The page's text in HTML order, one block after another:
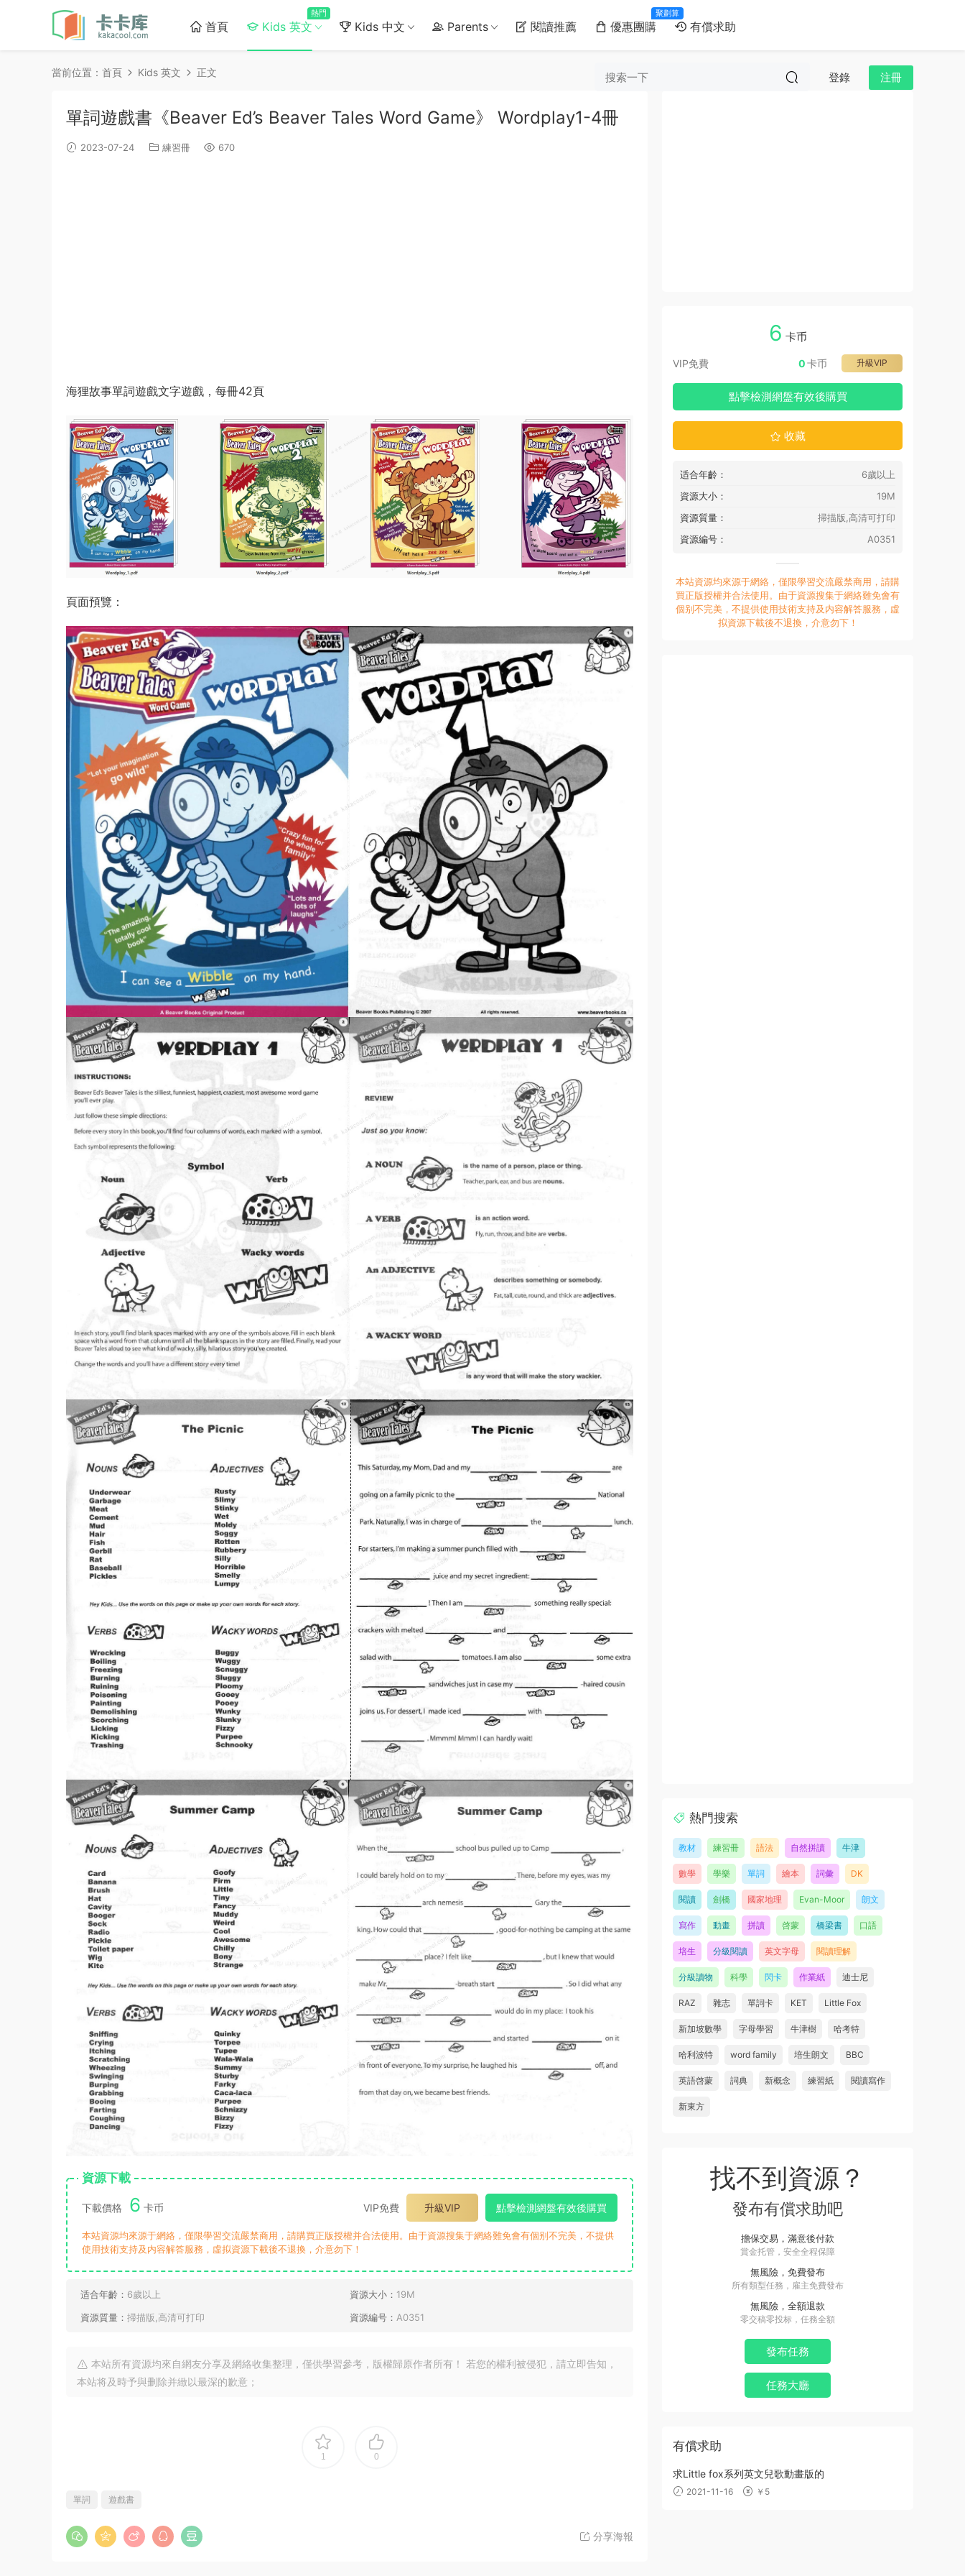
首頁 Kids 英文
熱門
Kids 中文 Parents 閱讀推薦 優惠團購
聚劃算
有償求助
登錄 注冊
當前位置： 首頁 Kids 英文 正文
單詞遊戲書《Beaver Ed’s Beaver Tales Word Game》 Wordplay1-4冊
2023-07-24 練習冊 670
海狸故事單詞遊戲文字遊戲，每冊42頁
頁面預覽：
資源下載
下載價格 6 卡币 VIP免費 升級VIP 點擊檢測網盤有效後購買
本站資源均來源于網絡，僅限學習交流嚴禁商用，請購買正版授權并合法使用。由于資源搜集于網絡難免會有個别不完美，不提供
使用技術支持及内容解答服務，虛拟資源下載後不退換，介意勿下！
适合年齡： 6歲以上 資源大小： 19M
資源質量： 掃描版,高清可打印 資源編号： A0351
本站所有資源均來自網友分享及網絡收集整理，僅供學習參考，版權歸原作者所有！ 若您的權利被侵犯，請立即告知，
本站将及時予與删除并緻以最深的歉意；
1 0
單詞 遊戲書
分享海報
6 卡币
VIP免費 升級VIP
0卡币
點擊檢測網盤有效後購買
收藏
适合年齡：
6歲以上
資源大小：
19M
資源質量：
掃描版,高清可打印
資源編号：
A0351
本站資源均來源于網絡，僅限學習交流嚴禁商用，請購
買正版授權并合法使用。由于資源搜集于網絡難免會有
個别不完美，不提供使用技術支持及内容解答服務，虛
拟資源下載後不退換，介意勿下！
熱門搜索
教材 練習冊 語法 自然拼讀 牛津
數學 學樂 單詞 繪本 詞彙 DK
閱讀 劍橋 國家地理 Evan-Moor 朗文
寫作 動畫 拼讀 啓蒙 橋梁書 口語
培生 分級閱讀 英文字母 閱讀理解
分級讀物 科學 閃卡 作業紙 迪士尼
RAZ 雜志 單詞卡 KET Little Fox
新加坡數學 字母學習 牛津樹 哈考特
哈利波特 word family 培生朗文 BBC
英語啓蒙 詞典 新概念 練習紙 閱讀寫作
新東方
找不到資源？
發布有償求助吧
擔保交易，滿意後付款
賞金托管，安全全程保障
無風險，免費發布
所有類型任務，雇主免費發布
無風險，全額退款
零交稿零投标，任務全額
發布任務
任務大廳
有償求助
求Little fox系列英文兒歌動畫版的
2021-11-16 ￥5